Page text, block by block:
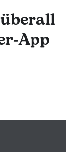
Katzensitter
Beratung in
Problems
denn deine
App